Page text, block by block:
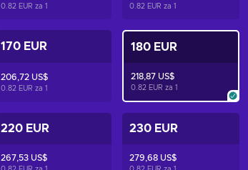
0.82 EUR za 1 0.82 EUR za 1
170 EUR
206,72 US$
0.82 EUR za 1
180 EUR
218,87 US$
0.82 EUR za 1
220 EUR
267,53 US$
230 EUR
279,68 US$